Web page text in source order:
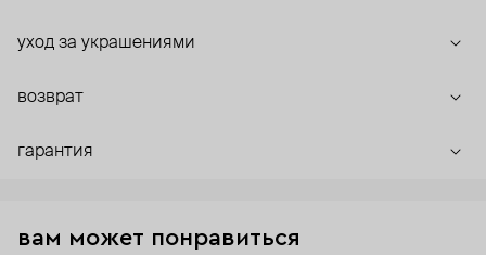
уход за украшениями
возврат
гарантия
вам может понравиться